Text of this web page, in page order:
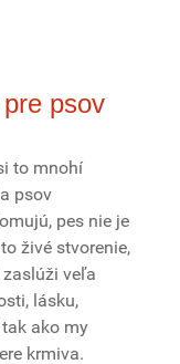
psov
to mnohí
psov
pes nie je
živé stvorenie,
zaslúži veľa
lásku,
ako my
krmiva.